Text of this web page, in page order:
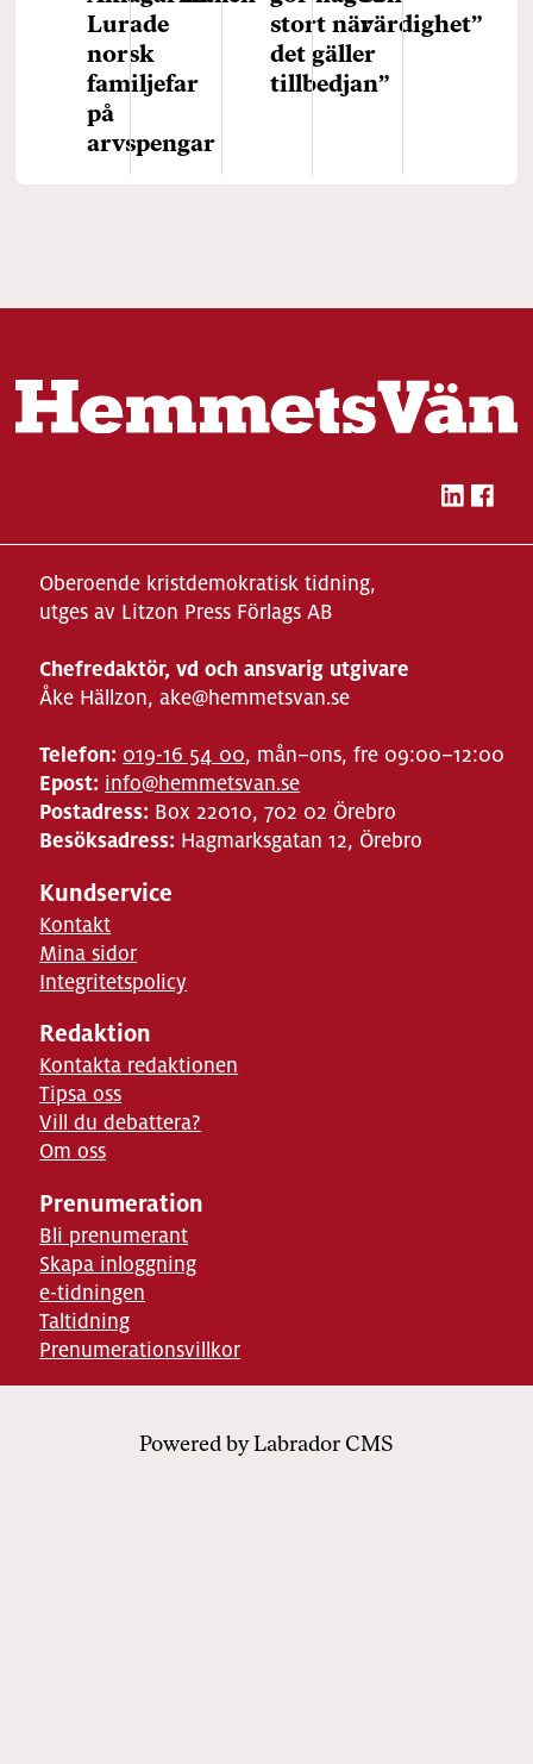
Lurade
norsk
familjefar
på
arvspengar
stort när
det gäller
tillbedjan”
värdighet”
Oberoende kristdemokratisk tidning,
utges av Litzon Press Förlags AB
Chefredaktör, vd och ansvarig utgivare
Åke Hällzon, ake@hemmetsvan.se
Telefon: 019-16 54 00, mån–ons, fre 09:00–12:00
Epost: info@hemmetsvan.se
Postadress: Box 22010, 702 02 Örebro
Besöksadress: Hagmarksgatan 12, Örebro
Kundservice
Kontakt
Mina sidor
Integritetspolicy
Redaktion
Kontakta redaktionen
Tipsa oss
Vill du debattera?
Om oss
Prenumeration
Bli prenumerant
Skapa inloggning
e-tidningen
Taltidning
Prenumerationsvillkor
Powered by Labrador CMS